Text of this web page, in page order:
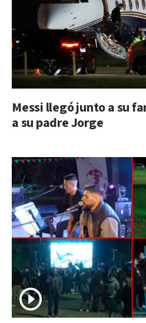
Messi llegó junto a su
a su padre Jorge